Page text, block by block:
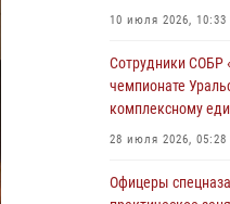
заседание
Сотрудники СОБР
чемпионате
10 июля 2026, 10:33
Сотрудники СОБР
чемпионате
комплексному
28 июля 2026, 05:28
Офицеры